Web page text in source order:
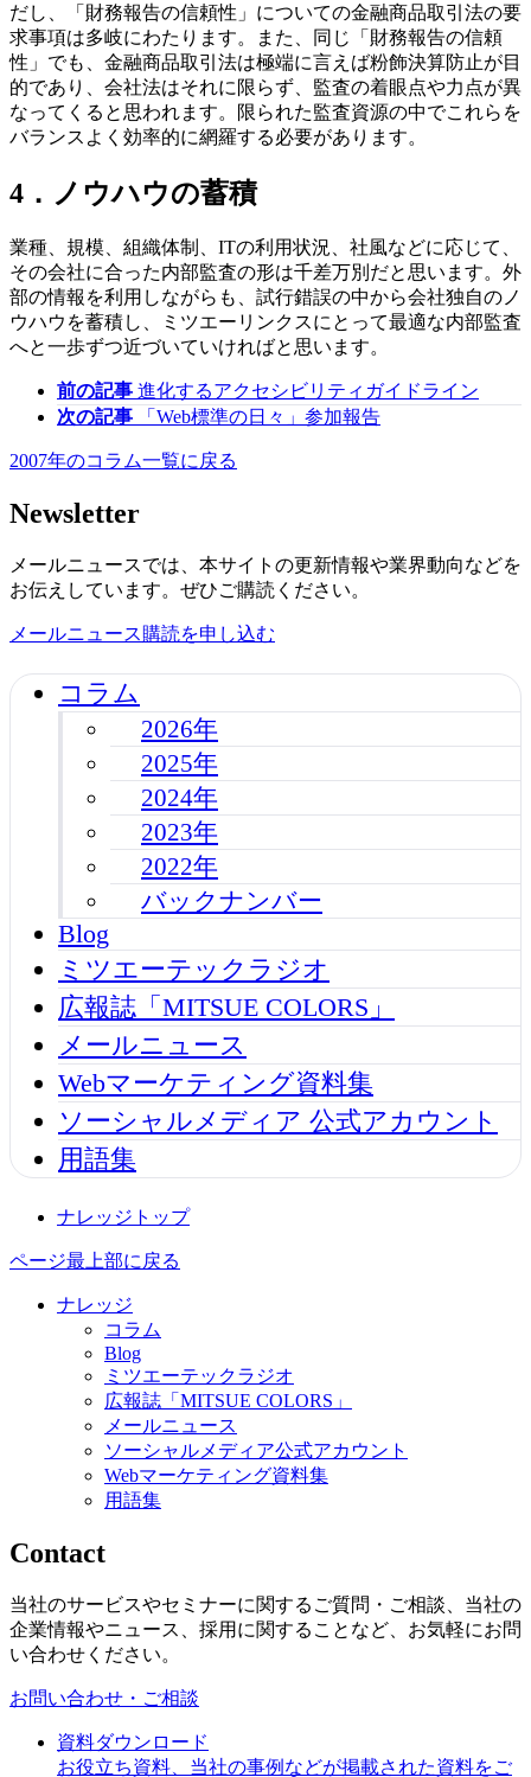
だし、「財務報告の信頼性」についての金融商品取引法の要
求事項は多岐にわたります。また、同じ「財務報告の信頼
性」でも、金融商品取引法は極端に言えば粉飾決算防止が目
的であり、会社法はそれに限らず、監査の着眼点や力点が異
なってくると思われます。限られた監査資源の中でこれらを
バランスよく効率的に網羅する必要があります。
4．ノウハウの蓄積
業種、規模、組織体制、ITの利用状況、社風などに応じて、
その会社に合った内部監査の形は千差万別だと思います。外
部の情報を利用しながらも、試行錯誤の中から会社独自のノ
ウハウを蓄積し、ミツエーリンクスにとって最適な内部監査
へと一歩ずつ近づいていければと思います。
前の記事 進化するアクセシビリティガイドライン
次の記事
「Web標準の日々」参加報告
2007年のコラム一覧に戻る
Newsletter
メールニュースでは、本サイトの更新情報や業界動向などを
お伝えしています。ぜひご購読ください。
メールニュース購読を申し込む
コラム
2026年
2025年
2024年
2023年
2022年
バックナンバー
Blog
ミツエーテックラジオ
広報誌「MITSUE COLORS」
メールニュース
Webマーケティング資料集
ソーシャルメディア 公式アカウント
用語集
ナレッジトップ
ページ最上部に戻る
ナレッジ
コラム
Blog
ミツエーテックラジオ
広報誌「MITSUE COLORS」
メールニュース
ソーシャルメディア公式アカウント
Webマーケティング資料集
用語集
Contact
当社のサービスやセミナーに関するご質問・ご相談、当社の
企業情報やニュース、採用に関することなど、お気軽にお問
い合わせください。
お問い合わせ・ご相談
資料ダウンロード
お役立ち資料、当社の事例などが掲載された資料をご